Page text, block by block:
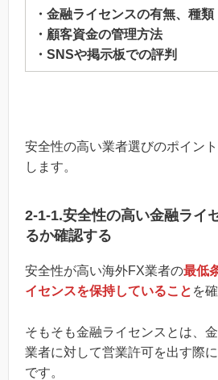
・金融ライセンスの有無、種類
・顧客資金の管理方法
・SNSや掲示板での評判
安全性の高い業者選びのポイン
します。
2-1-1.安全性の高い金融ライ
るか確認する
安全性が高い海外FX業者の最低
イセンスを保持していること を
そもそも金融ライセンスとは、
業者に対して営業許可を出す際
です。